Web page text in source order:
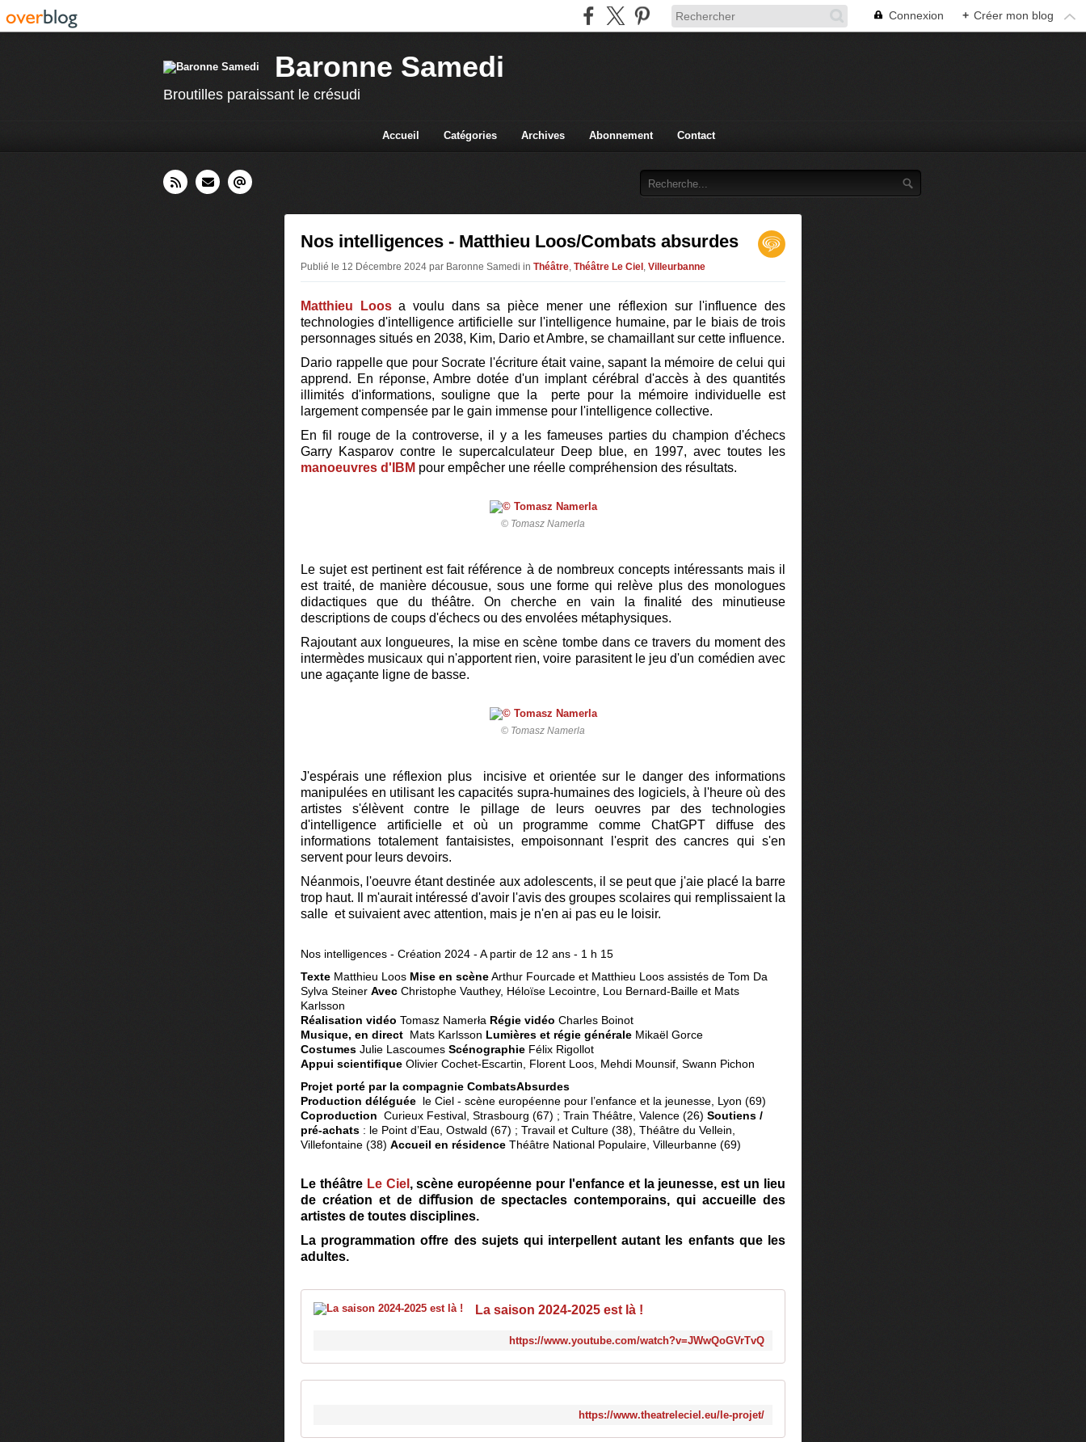
Connexion + Créer mon blog
Baronne Samedi
Broutilles paraissant le crésudi
Accueil Catégories Archives Abonnement Contact
Nos intelligences - Matthieu Loos/Combats absurdes
Publié le 12 Décembre 2024 par Baronne Samedi in Théâtre, Théâtre Le Ciel , Villeurbanne
Matthieu Loosa voulu dans sa pièce mener une réflexion sur l'influence des
technologies d'intelligence artificielle sur l'intelligence humaine, par le biais de trois
personnages situés en 2038, Kim, Dario et Ambre, se chamaillant sur cette influence.
Dario rappelle que pour Socrate l'écriture était vaine, sapant la mémoire de celui qui
apprend. En réponse, Ambre dotée d'un implant cérébral d'accès à des quantités
illimités d'informations, souligne que la perte pour la mémoire individuelle est
largement compensée par le gain immense pour l'intelligence collective.
En fil rouge de la controverse, il y a les fameuses parties du champion d'échecs
Garry Kasparov contre le supercalculateur Deep blue, en 1997, avec toutes les
manoeuvres d'IBM pour empêcher une réelle compréhension des résultats.
© Tomasz Namerla
Le sujet est pertinent est fait référence à de nombreux concepts intéressants mais il
est traité, de manière décousue, sous une forme qui relève plus des monologues
didactiques que du théâtre. On cherche en vain la finalité des minutieuse
descriptions de coups d'échecs ou des envolées métaphysiques.
Rajoutant aux longueures, la mise en scène tombe dans ce travers du moment des
intermèdes musicaux qui n'apportent rien, voire parasitent le jeu d'un comédien avec
une agaçante ligne de basse.
© Tomasz Namerla
J'espérais une réflexion plus incisive et orientée sur le danger des informations
manipulées en utilisant les capacités supra-humaines des logiciels, à l'heure où des
artistes s'élèvent contre le pillage de leurs oeuvres par des technologies
d'intelligence artificielle et où un programme comme ChatGPT diffuse des
informations totalement fantaisistes, empoisonnant l'esprit des cancres qui s'en
servent pour leurs devoirs.
Néanmois, l'oeuvre étant destinée aux adolescents, il se peut que j'aie placé la barre
trop haut. Il m'aurait intéressé d'avoir l'avis des groupes scolaires qui remplissaient la
salle et suivaient avec attention, mais je n'en ai pas eu le loisir.
Nos intelligences - Création 2024 - A partir de 12 ans - 1 h 15
Texte Matthieu Loos Mise en scèneArthur Fourcade et Matthieu Loos assistés de Tom Da
Sylva Steiner Avec Christophe Vauthey, Héloïse Lecointre, Lou Bernard-Baille et Mats
Karlsson
Réalisation vidéo Tomasz Namerła Régie vidéo Charles Boinot
Musique, en direct Mats Karlsson Lumières et régie générale Mikaël Gorce
Costumes Julie Lascoumes Scénographie Félix Rigollot
Appui scientiﬁque Olivier Cochet-Escartin, Florent Loos, Mehdi Mounsif, Swann Pichon
Projet porté par la compagnie CombatsAbsurdes
Production déléguée le Ciel - scène européenne pour l’enfance et la jeunesse, Lyon (69)
Coproduction Curieux Festival, Strasbourg (67) ; Train Théâtre, Valence (26) Soutiens /
pré-achats : le Point d’Eau, Ostwald (67) ; Travail et Culture (38), Théâtre du Vellein,
Villefontaine (38) Accueil en résidence Théâtre National Populaire, Villeurbanne (69)
Le théâtre Le Ciel , scène européenne pour l'enfance et la jeunesse, est un lieu
de création et de diﬀusion de spectacles contemporains, qui accueille des
artistes de toutes disciplines.
La programmation offre des sujets qui interpellent autant les enfants que les
adultes.
La saison 2024-2025 est là !
https://www.youtube.com/watch?v=JWwQoGVrTvQ
https://www.theatreleciel.eu/le-projet/